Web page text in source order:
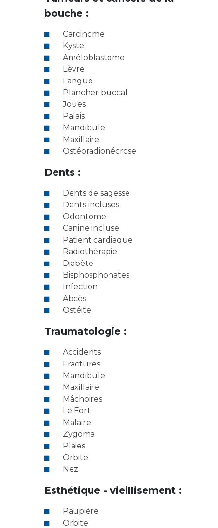
bouche :
Carcinome
Kyste
Améloblastome
Lèvre
Langue
Plancher buccal
Joues
Palais
Mandibule
Maxillaire
Ostéoradionécrose
Dents :
Dents de sagesse
Dents incluses
Odontome
Canine incluse
Patient cardiaque
Radiothérapie
Diabète
Bisphosphonates
Infection
Abcès
Ostéite
Traumatologie :
Accidents
Fractures
Mandibule
Maxillaire
Mâchoires
Le Fort
Malaire
Zygoma
Plaies
Orbite
Nez
Esthétique - vieillisement :
Paupière
Orbite